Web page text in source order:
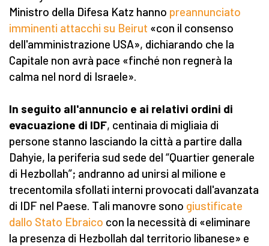
Ministro della Difesa Katz hanno preannunciato
imminenti attacchi su Beirut «con il consenso
dell'amministrazione USA», dichiarando che la
Capitale non avrà pace «finché non regnerà la
calma nel nord di Israele».
In seguito all'annuncio e ai relativi ordini di
evacuazione di IDF, centinaia di migliaia di
persone stanno lasciando la città a partire dalla
Dahyie, la periferia sud sede del “Quartier generale
di Hezbollah”; andranno ad unirsi al milione e
trecentomila sfollati interni provocati dall'avanzata
di IDF nel Paese. Tali manovre sono giustificate
dallo Stato Ebraico con la necessità di «eliminare
la presenza di Hezbollah dal territorio libanese» e